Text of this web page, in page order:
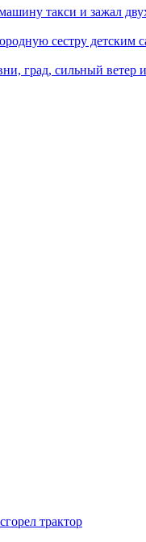
такси и зажал
сестру детским
град, сильный ветер
трактор